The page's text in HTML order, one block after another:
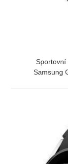
Sportovní
Samsung